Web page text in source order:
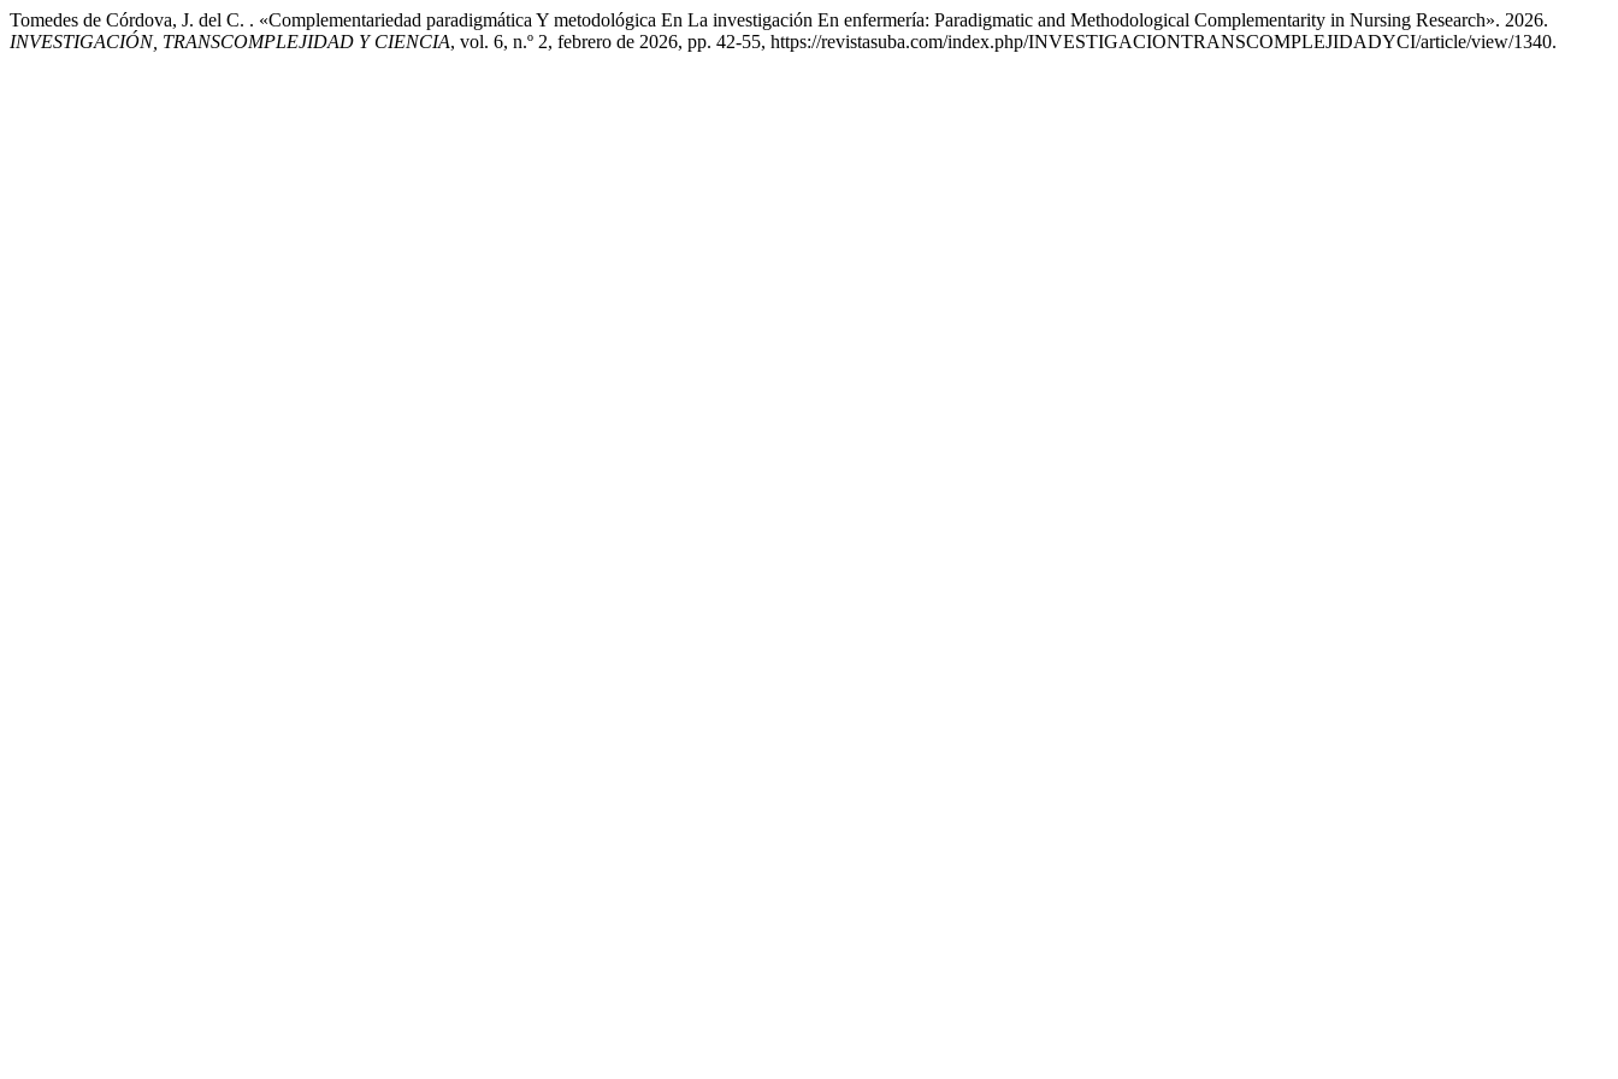
Tomedes de Córdova, J. del C. . «Complementariedad paradigmática Y metodológica En La investigación En enfermería: Paradigmatic and Methodological Complementarity in Nursing Research». 2026.
INVESTIGACIÓN, TRANSCOMPLEJIDAD Y CIENCIA, vol. 6, n.º 2, febrero de 2026, pp. 42-55, https://revistasuba.com/index.php/INVESTIGACIONTRANSCOMPLEJIDADYCI/article/view/1340.